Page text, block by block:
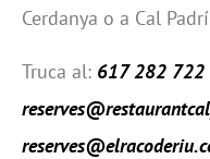
Cerdanya o a Cal Padrí
Truca al: 617 282 722